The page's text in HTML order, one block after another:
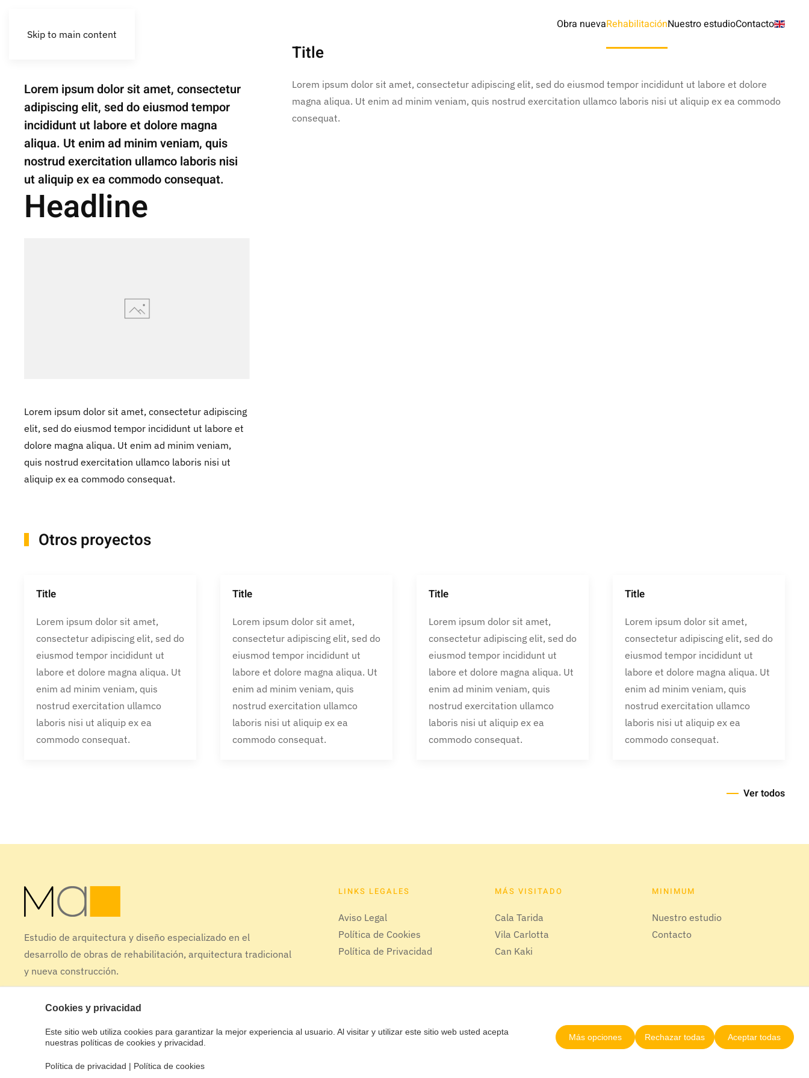
Skip to main content
Obra nuevaRehabilitaciónNuestro estudioContacto
Lorem ipsum dolor sit amet, consectetur
adipiscing elit, sed do eiusmod tempor
incididunt ut labore et dolore magna
aliqua. Ut enim ad minim veniam, quis
nostrud exercitation ullamco laboris nisi
ut aliquip ex ea commodo consequat.
Headline
Lorem ipsum dolor sit amet, consectetur adipiscing
elit, sed do eiusmod tempor incididunt ut labore et
dolore magna aliqua. Ut enim ad minim veniam,
quis nostrud exercitation ullamco laboris nisi ut
aliquip ex ea commodo consequat.
Title
Lorem ipsum dolor sit amet, consectetur adipiscing elit, sed do eiusmod tempor incididunt ut labore et dolore
magna aliqua. Ut enim ad minim veniam, quis nostrud exercitation ullamco laboris nisi ut aliquip ex ea commodo
consequat.
Otros proyectos
Title
Lorem ipsum dolor sit amet,
consectetur adipiscing elit, sed do
eiusmod tempor incididunt ut
labore et dolore magna aliqua. Ut
enim ad minim veniam, quis
nostrud exercitation ullamco
laboris nisi ut aliquip ex ea
commodo consequat.
Title
Lorem ipsum dolor sit amet,
consectetur adipiscing elit, sed do
eiusmod tempor incididunt ut
labore et dolore magna aliqua. Ut
enim ad minim veniam, quis
nostrud exercitation ullamco
laboris nisi ut aliquip ex ea
commodo consequat.
Title
Lorem ipsum dolor sit amet,
consectetur adipiscing elit, sed do
eiusmod tempor incididunt ut
labore et dolore magna aliqua. Ut
enim ad minim veniam, quis
nostrud exercitation ullamco
laboris nisi ut aliquip ex ea
commodo consequat.
Title
Lorem ipsum dolor sit amet,
consectetur adipiscing elit, sed do
eiusmod tempor incididunt ut
labore et dolore magna aliqua. Ut
enim ad minim veniam, quis
nostrud exercitation ullamco
laboris nisi ut aliquip ex ea
commodo consequat.
Ver todos
Estudio de arquitectura y diseño especializado en el
desarrollo de obras de rehabilitación, arquitectura tradicional
y nueva construcción.
LINKS LEGALES
Aviso Legal
Política de Cookies
Política de Privacidad
MÁS VISITADO
Cala Tarida
Vila Carlotta
Can Kaki
MINIMUM
Nuestro estudio
Contacto
© Designed by Tactic [Studio]
Cookies y privacidad
Este sitio web utiliza cookies para garantizar la mejor experiencia al usuario. Al visitar y utilizar este sitio web usted acepta
nuestras políticas de cookies y privacidad.
Política de privacidad | Política de cookies
Más opciones Rechazar todas Aceptar todas